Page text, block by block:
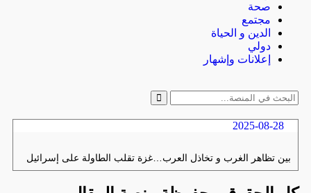
صحة
مجتمع
الدين و الحياة
دولي
إعلانات وإشهار
2025-08-28
بين تظاهر الغرب و تخاذل العرب…غزة تقلب الطاولة على إسرائيل